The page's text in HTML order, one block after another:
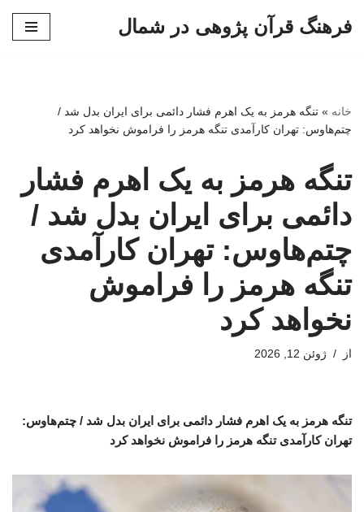
فرهنگ قرآن پژوهی در شمال
خانه » تنگه هرمز به یک اهرم فشار دائمی برای ایران بدل شد /
چتم‌هاوس: تهران کارآمدی تنگه هرمز را فراموش نخواهد کرد
تنگه هرمز به یک اهرم فشار
دائمی برای ایران بدل شد /
چتم‌هاوس: تهران کارآمدی
تنگه هرمز را فراموش
نخواهد کرد
از ژوئن 12, 2026
تنگه هرمز به یک اهرم فشار دائمی برای ایران بدل شد / چتم‌هاوس:
تهران کارآمدی تنگه هرمز را فراموش نخواهد کرد